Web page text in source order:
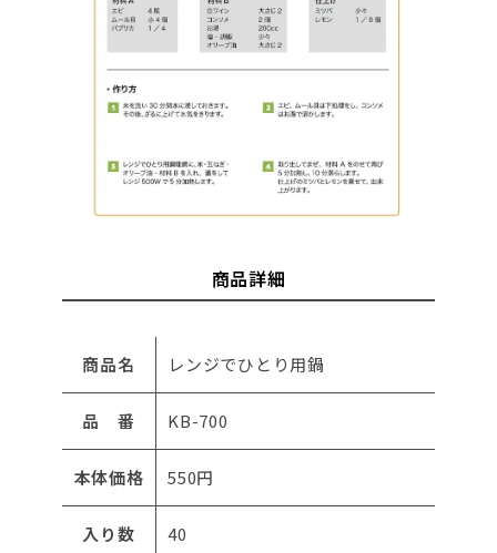
商品詳細
商品名 レンジでひとり用鍋
品 番 KB-700
本体価格 550円
入り数 40